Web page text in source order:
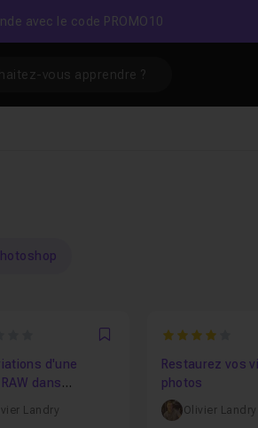
avec le code PROMO10
Favori
d'une
dans
Landry
4
Restaurez vos
photos
Olivier Landry